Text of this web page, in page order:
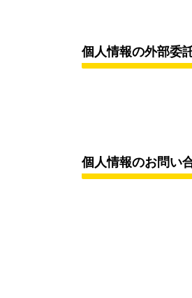
個人情報の外部委
個人情報のお問い